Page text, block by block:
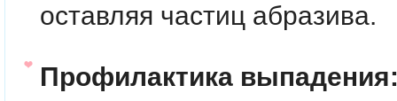
оставляя частиц абразива.
Профилактика